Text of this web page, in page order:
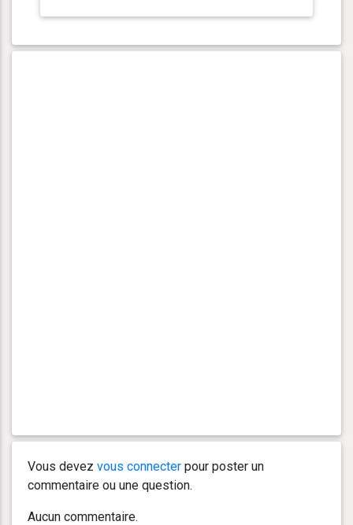
Vous devez vous connecter pour poster un
commentaire ou une question.
Aucun commentaire.